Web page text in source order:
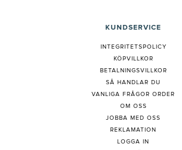
KUNDSERVICE
INTEGRITETSPOLICY
KÖPVILLKOR
BETALNINGSVILLKOR
SÅ HANDLAR DU
VANLIGA FRÅGOR ORDER
OM OSS
JOBBA MED OSS
REKLAMATION
LOGGA IN